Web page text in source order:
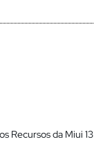
Recursos da Miui 13